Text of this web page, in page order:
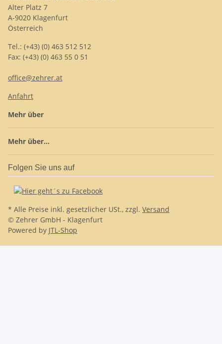
Alter Platz 7
A-9020 Klagenfurt
Österreich
Tel.: (+43) (0) 463 512 512
Fax: (+43) (0) 463 55 0 51
office@zehrer.at
Anfahrt
Mehr über
Mehr über...
Folgen Sie uns auf
* Alle Preise inkl. gesetzlicher USt., zzgl. Versand
© Zehrer GmbH - Klagenfurt
Powered by JTL-Shop